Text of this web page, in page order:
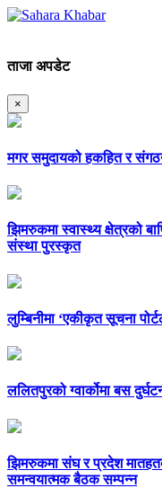
ताजा अपडेट
×
मगर समुदायको हकहित र
झिमरुकमा स्वास्थ्य क्षेत्रको
संस्था पुरस्कृत
लुम्बिनीमा ‘एकीकृत सूचना
ललितपुरको ग्वार्कोमा बस
झिमरुकमा संघ र प्रदेश
समन्वयात्मक बैठक सम्पन्न